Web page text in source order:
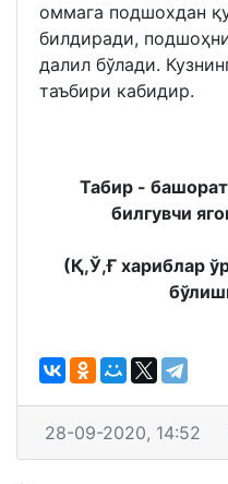
оммага подшохдан
билдиради,
далил бўлади.
таъбири кабидир.
Табир -
билгувчи
(Қ,Ў,Ғ хариблар
28-09-2020, 14:52